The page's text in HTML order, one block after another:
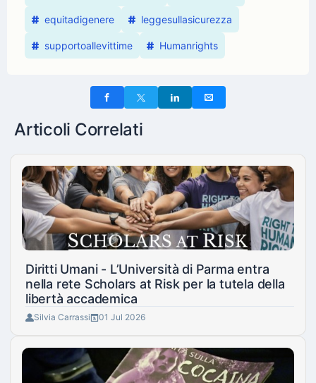
equitadigenere leggesullasicurezza
supportoallevittime Humanrights
Articoli Correlati
Diritti Umani - L’Università di Parma entra
nella rete Scholars at Risk per la tutela della
libertà accademica
Silvia Carrassi 01 Jul 2026